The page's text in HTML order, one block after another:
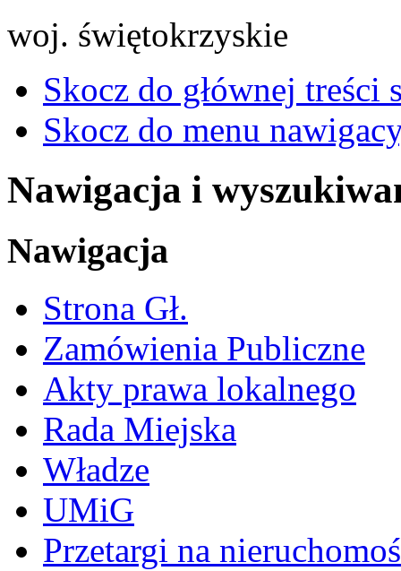
woj. świętokrzyskie
Skocz do głównej treści
Skocz do menu
Nawigacja i
Nawigacja
Strona Gł.
Zamówienia Publiczne
Akty prawa lokalnego
Rada Miejska
Władze
UMiG
Przetargi na